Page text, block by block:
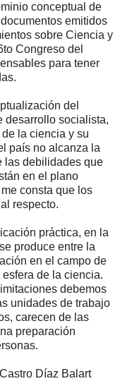
conceptual de
emitidos
sobre Ciencia y
Congreso del
para tener
del
desarrollo socialista,
la ciencia y su
país no alcanza la
las debilidades que
en el plano
consta que los
respecto.
práctica, en la
produce entre la
en el campo de
de la ciencia.
debemos
unidades de trabajo
carecen de las
preparación
Díaz Balart